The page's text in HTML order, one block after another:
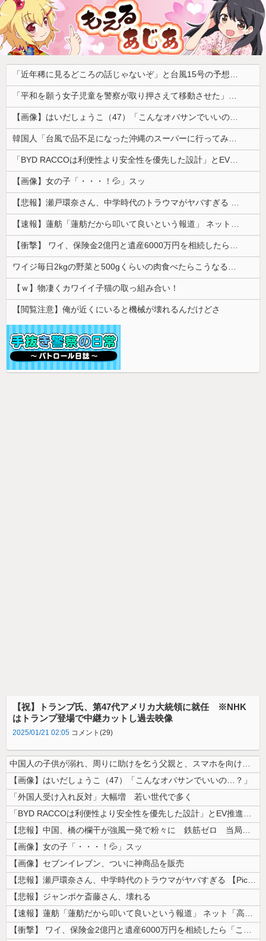
「近年稀に見るどころの話じゃないぞ」と台風15号の予想進路に困惑する人が多数、偏西風が全く通用していないんだけど……
「平和を願う女子児童を警察が取り押さえて移動させた」と市民団体が告発、「児童……どこ？」とガチで困惑する人が続出
【画像】はいだしょうこ（47）「こんなオバサンでいいの…？」
韓国人「台風で品不足になった沖縄のスーパーに行ってみたら、なぜか辛ラーメンだけ売れ残っていたんです…」
「BYD RACCOは利便性より安全性を優先した設計」とEV推進派がスカスカ構造を絶賛、これがRACCOの一番の特徴よな
【画像】女の子「・・・！💦」スッ
【悲報】瀬戸環奈さん、中学時代のトラウマがヤバすぎる 【Pickup08083041】
【速報】蓮舫「蓮舫だから叩いて良いという報道」 ネット「高市だから叩いて良いをやってるのがお前だろ」
【衝撃】 ワイ、保険金2億円と遺産6000万円を相続したら「こう」なった・・・
ワイジ毎日2kgの野菜と500gくらいの肉食べたらこうなるｗｗｗ
【ｗ】物凄くカワイイ子猫の取っ組み合い！
【閲覧注意】俺が近くにいると機械が壊れるんだけどさ
【祝】トランプ氏、第47代アメリカ大統領に就任 ※NHK
はトランプ登場で中継カットし過去映像
2025/01/21 02:05 コメント(29)
中国人の子供が溺れ、周りに助けを乞う父親と、スマホを向けてインプレ稼ぎ...
【画像】はいだしょうこ（47）「こんなオバサンでいいの…？」
「外国人受け入れ反対」大幅増 若い世代で多く
「BYD RACCOは利便性より安全性を優先した設計」とEV推進派がス...
【悲報】中国、橋の欄干が強風一発で粉々に 鉄筋ゼロ 当局「接着剤でくっ...
【画像】女の子「・・・！💦」スッ
【画像】セブンイレブン、ついに神商品を販売
【悲報】瀬戸環奈さん、中学時代のトラウマがヤバすぎる 【Pickup0...
【悲報】ジャンポケ斎藤さん、壊れる
【速報】蓮舫「蓮舫だから叩いて良いという報道」 ネット「高市だから叩い...
【衝撃】 ワイ、保険金2億円と遺産6000万円を相続したら「こう」なっ...